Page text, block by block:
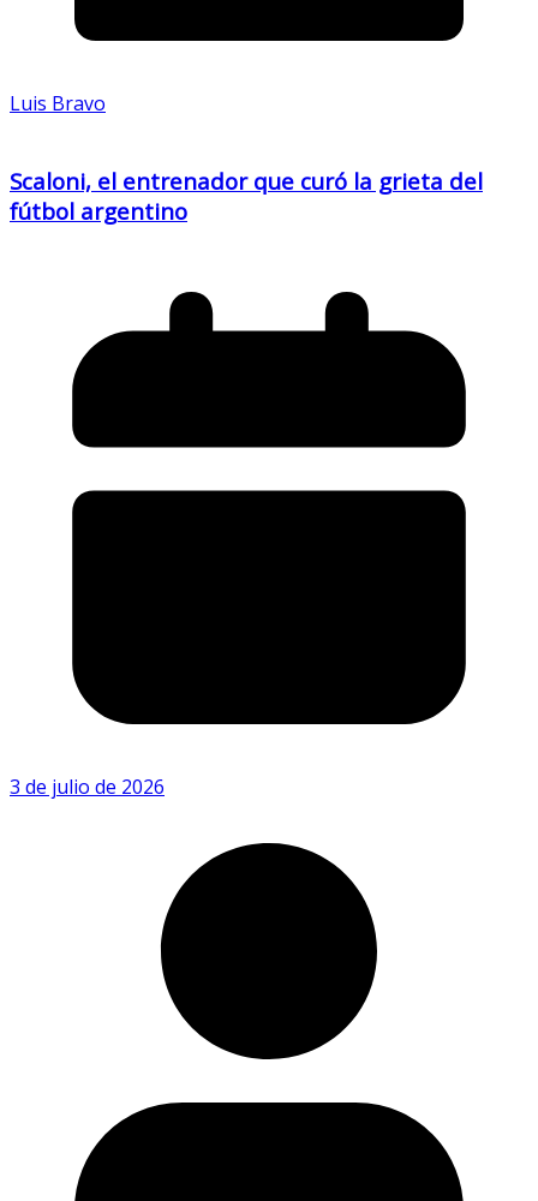
Luis Bravo
Scaloni, el entrenador que curó la grieta del
fútbol argentino
3 de julio de 2026